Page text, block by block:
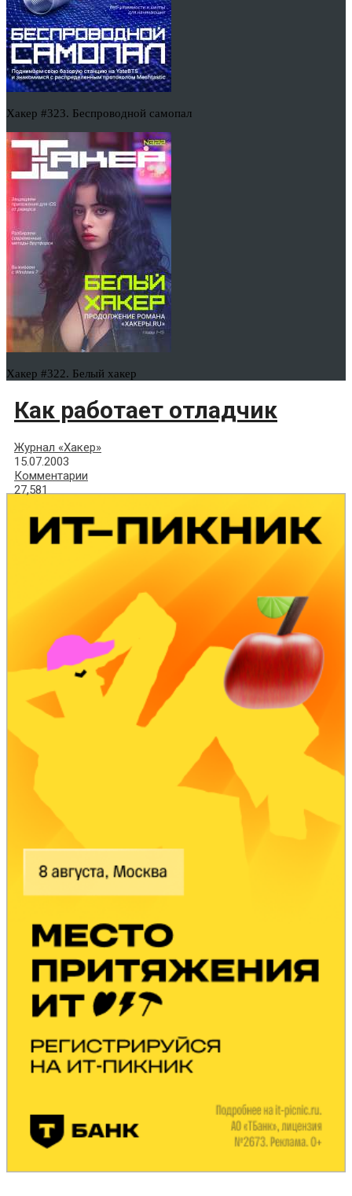
Хакер #323. Беспроводной самопал
Хакер #322. Белый хакер
Как работает отладчик
Журнал «Хакер»
15.07.2003
Комментарии
27,581